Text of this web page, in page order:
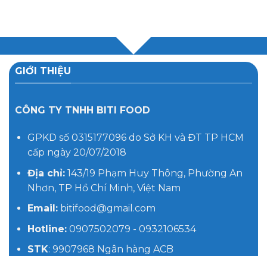
GIỚI THIỆU
CÔNG TY TNHH BITI FOOD
GPKD số 0315177096 do Sở KH và ĐT TP HCM
cấp ngày 20/07/2018
Địa chỉ:143/19 Phạm Huy Thông, Phường An
Nhơn, TP Hồ Chí Minh, Việt Nam
Email:bitifood@gmail.com
Hotline:0907502079 - 0932106534
STK: 9907968 Ngân hàng ACB